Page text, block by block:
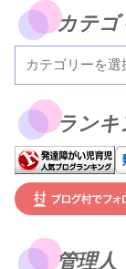
カテゴ
ランキ
管理人